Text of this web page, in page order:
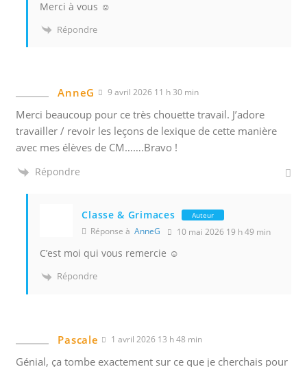
Merci à vous ☺️
Répondre
AnneG 9 avril 2026 11 h 30 min
Merci beaucoup pour ce très chouette travail. J’adore
travailler / revoir les leçons de lexique de cette manière
avec mes élèves de CM…….Bravo !
Répondre
Classe & Grimaces Auteur
Réponse àAnneG 10 mai 2026 19 h 49 min
C’est moi qui vous remercie ☺️
Répondre
Pascale 1 avril 2026 13 h 48 min
Génial, ça tombe exactement sur ce que je cherchais pour